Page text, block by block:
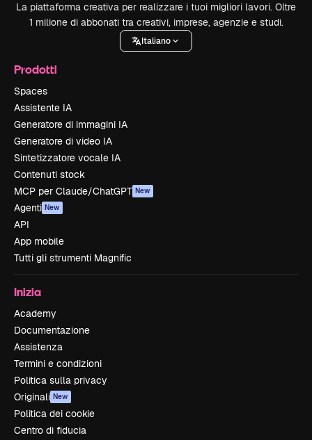
La piattaforma creativa per realizzare i tuoi migliori lavori. Oltre
1 milione di abbonati tra creativi, imprese, agenzie e studi.
Italiano
Prodotti
Spaces
Assistente IA
Generatore di immagini IA
Generatore di video IA
Sintetizzatore vocale IA
Contenuti stock
MCP per Claude/ChatGPT New
Agenti New
API
App mobile
Tutti gli strumenti Magnific
Inizia
Academy
Documentazione
Assistenza
Termini e condizioni
Politica sulla privacy
Originali New
Politica dei cookie
Centro di fiducia